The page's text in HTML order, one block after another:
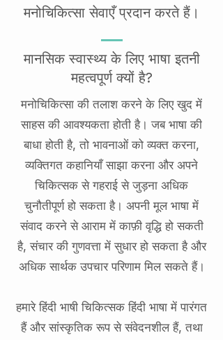
मनोचिकित्सा सेवाएँ प्रदान करते हैं।
मानसिक स्वास्थ्य के लिए भाषा इतनी
महत्वपूर्ण क्यों है?
मनोचिकित्सा की तलाश करने के लिए खुद में
साहस की आवश्यकता होती है। जब भाषा की
बाधा होती है, तो भावनाओं को व्यक्त करना,
व्यक्तिगत कहानियाँ साझा करना और अपने
चिकित्सक से गहराई से जुड़ना अधिक
चुनौतीपूर्ण हो सकता है। अपनी मूल भाषा में
संवाद करने से आराम में काफ़ी वृद्धि हो सकती
है, संचार की गुणवत्ता में सुधार हो सकता है और
अधिक सार्थक उपचार परिणाम मिल सकते हैं।
हमारे हिंदी भाषी चिकित्सक हिंदी भाषा में पारंगत
हैं और सांस्कृतिक रूप से संवेदनशील हैं, तथा